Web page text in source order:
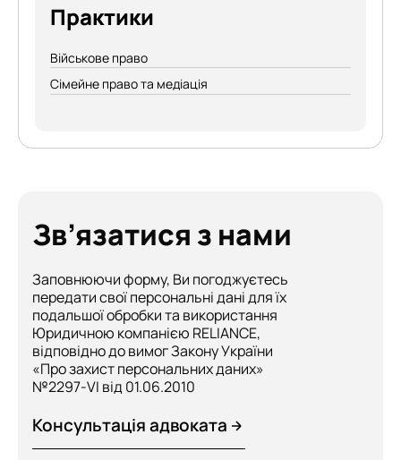
Практики
Військове право
Сімейне право та медіація
Зв’язатися з нами
Заповнюючи форму, Ви погоджуєтесь
передати свої персональні дані для їх
подальшої обробки та використання
Юридичною компанією RELIANCE,
відповідно до вимог Закону України
«Про захист персональних даних»
№2297-VI від 01.06.2010
Консультація адвоката